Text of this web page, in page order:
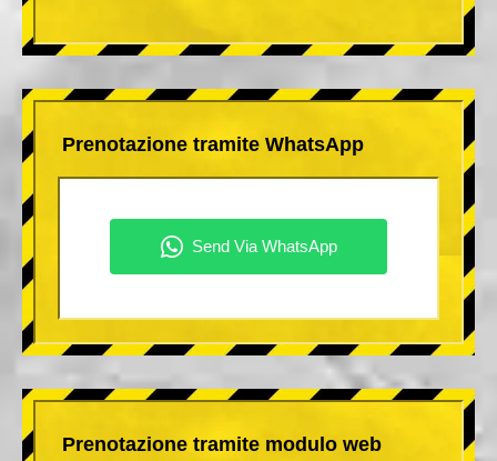
Prenotazione tramite WhatsApp
Prenotazione tramite modulo web